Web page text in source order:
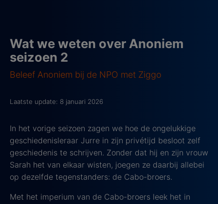
Wat we weten over Anoniem
seizoen 2
Beleef Anoniem bij de NPO met Ziggo
Laatste update: 8 januari 2026
In het vorige seizoen zagen we hoe de ongelukkige
geschiedenisleraar Jurre in zijn privétijd besloot zelf
geschiedenis te schrijven. Zonder dat hij en zijn vrouw
Sarah het van elkaar wisten, joegen ze daarbij allebei
op dezelfde tegenstanders: de Cabo-broers.
Met het imperium van de Cabo-broers leek het in